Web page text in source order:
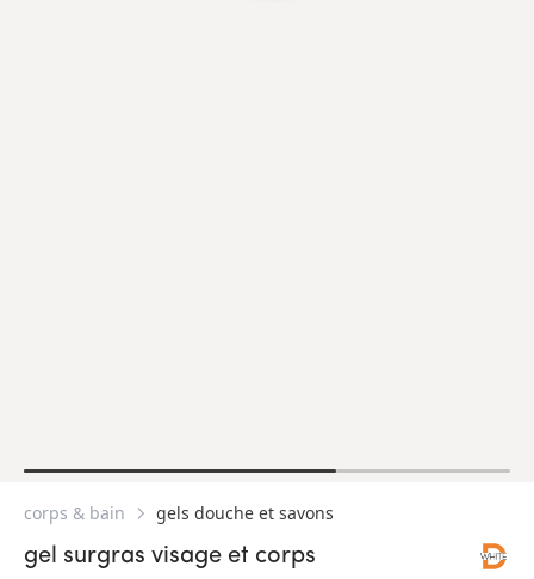
corps & bain gels douche et savons
gel surgras visage et corps